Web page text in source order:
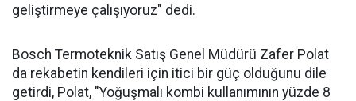
geliştirmeye çalışıyoruz" dedi.
Bosch Termoteknik Satış Genel Müdürü Zafer Polat
da rekabetin kendileri için itici bir güç olduğunu dile
getirdi, Polat, "Yoğuşmalı kombi kullanımının yüzde 8